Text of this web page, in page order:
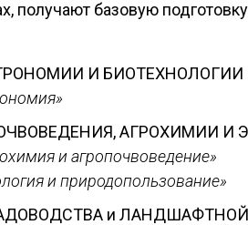
получают базовую
И БИОТЕХНОЛОГИИ
АГРОХИМИИ И
и агропочвоведение»
и природопользование»
и